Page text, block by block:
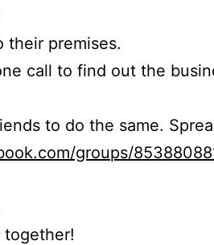
their premises.
call to find out the
to do the same.
groups/
together!